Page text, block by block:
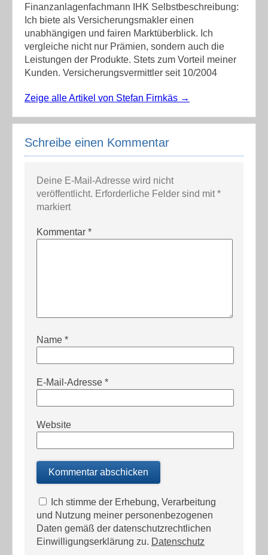
Finanzanlagenfachmann IHK Selbstbeschreibung:
Ich biete als Versicherungsmakler einen
unabhängigen und fairen Marktüberblick. Ich
vergleiche nicht nur Prämien, sondern auch die
Leistungen der Produkte. Stets zum Vorteil meiner
Kunden. Versicherungsvermittler seit 10/2004
Zeige alle Artikel von Stefan Firnkäs →
Schreibe einen Kommentar
Deine E-Mail-Adresse wird nicht
veröffentlicht. Erforderliche Felder sind mit*
markiert
Kommentar *
Name *
E-Mail-Adresse *
Website
Ich stimme der Erhebung, Verarbeitung
und Nutzung meiner personenbezogenen
Daten gemäß der datenschutzrechtlichen
Einwilligungserklärung zu. Datenschutz